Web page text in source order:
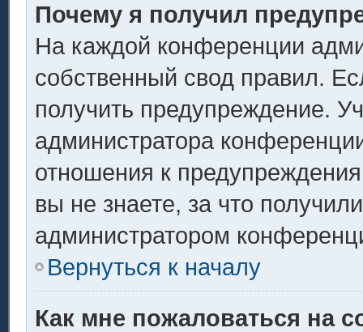
Почему я получил
На каждой конференции
собственный свод правил.
получить предупреждение.
администратора
отношения к
вы не знаете, за что
администратором
Вернуться к началу
Как мне пожаловаться на